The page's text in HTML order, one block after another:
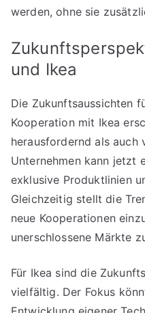
werden, ohne sie
und Ikea
Die Zukunftsaussichten
Kooperation mit Ikea
herausfordernd als auch
Unternehmen kann jetzt
exklusive Produktlinien
Gleichzeitig stellt die
neue Kooperationen
unerschlossene Märkte
Für Ikea sind die
vielfältig. Der Fokus